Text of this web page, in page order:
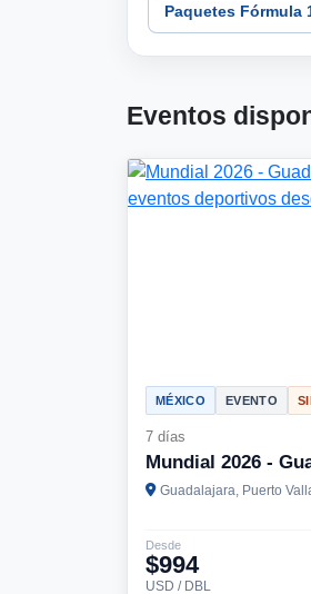
Paquetes Fórmula
Eventos
MÉXICO EVENTO
7 días
Mundial 2026 -
Guadalajara, Puerto
Desde
$994
USD / DBL